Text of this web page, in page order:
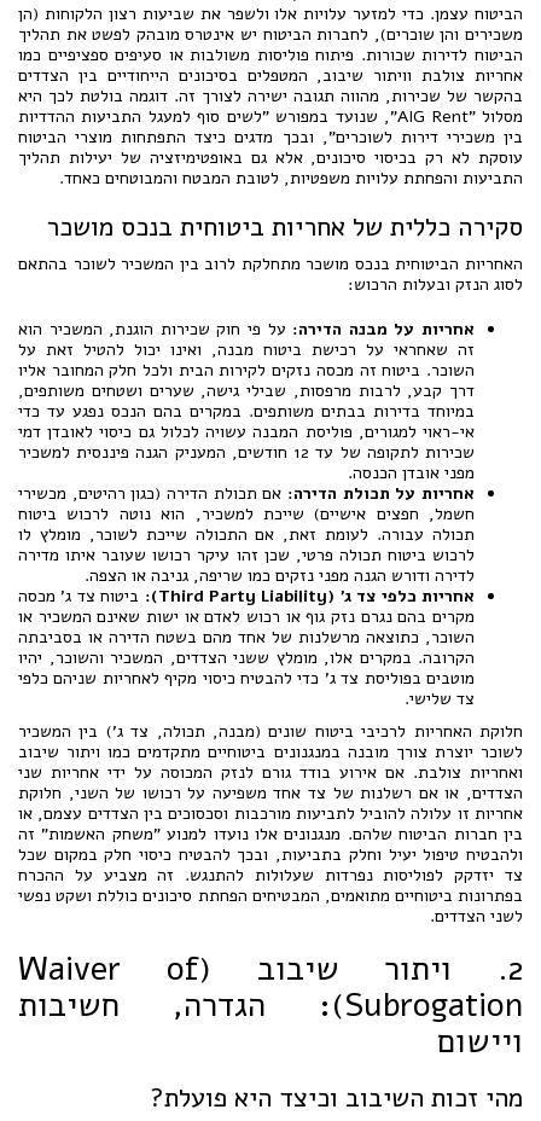
הביטוח עצמן. כדי למזער עלויות אלו ולשפר את שביעות רצון הלקוחות (הן
משכירים והן שוכרים), לחברות הביטוח יש אינטרס מובהק לפשט את תהליך
הביטוח לדירות שכורות. פיתוח פוליסות משולבות או סעיפים ספציפיים כמו
אחריות צולבת וויתור שיבוב, המטפלים בסיכונים הייחודיים בין הצדדים
בהקשר של שכירות, מהווה תגובה ישירה לצורך זה. דוגמה בולטת לכך היא
מסלול "AIG Rent", שנועד במפורש "לשים סוף למעגל התביעות ההדדיות
בין משכירי דירות לשוכרים", ובכך מדגים כיצד התפתחות מוצרי הביטוח
עוסקת לא רק בכיסוי סיכונים, אלא גם באופטימיזציה של יעילות תהליך
התביעות והפחתת עלויות משפטיות, לטובת המבטח והמבוטחים כאחד.
סקירה כללית של אחריות ביטוחית בנכס מושכר
האחריות הביטוחית בנכס מושכר מתחלקת לרוב בין המשכיר לשוכר בהתאם
לסוג הנזק ובעלות הרכוש:
אחריות על מבנה הדירה: על פי חוק שכירות הוגנת, המשכיר הוא
זה שאחראי על רכישת ביטוח מבנה, ואינו יכול להטיל זאת על
השוכר. ביטוח זה מכסה נזקים לקירות הבית ולכל חלק המחובר אליו
דרך קבע, לרבות מרפסות, שבילי גישה, שערים ושטחים משותפים,
במיוחד בדירות בבתים משותפים. במקרים בהם הנכס נפגע עד כדי
אי-ראוי למגורים, פוליסת המבנה עשויה לכלול גם כיסוי לאובדן דמי
שכירות לתקופה של עד 12 חודשים, המעניק הגנה פיננסית למשכיר
מפני אובדן הכנסה.
אחריות על תכולת הדירה: אם תכולת הדירה (כגון רהיטים, מכשירי
חשמל, חפצים אישיים) שייכת למשכיר, הוא נוטה לרכוש ביטוח
תכולה עבורה. לעומת זאת, אם התכולה שייכת לשוכר, מומלץ לו
לרכוש ביטוח תכולה פרטי, שכן זהו עיקר רכושו שעובר איתו מדירה
לדירה ודורש הגנה מפני נזקים כמו שריפה, גניבה או הצפה.
אחריות כלפי צד ג' (Third Party Liability):
ביטוח צד ג' מכסה
מקרים בהם נגרם נזק גוף או רכוש לאדם או ישות שאינם המשכיר או
השוכר, כתוצאה מרשלנות של אחד מהם בשטח הדירה או בסביבתה
הקרובה. במקרים אלו, מומלץ ששני הצדדים, המשכיר והשוכר, יהיו
מוטבים בפוליסת צד ג' כדי להבטיח כיסוי מקיף לאחריות שניהם כלפי
צד שלישי.
חלוקת האחריות לרכיבי ביטוח שונים (מבנה, תכולה, צד ג') בין המשכיר
לשוכר יוצרת צורך מובנה במנגנונים ביטוחיים מתקדמים כמו ויתור שיבוב
ואחריות צולבת. אם אירוע בודד גורם לנזק המכוסה על ידי אחריות שני
הצדדים, או אם רשלנות של צד אחד משפיעה על רכושו של השני, חלוקת
אחריות זו עלולה להוביל לתביעות מורכבות וסכסוכים בין הצדדים עצמם, או
בין חברות הביטוח שלהם. מנגנונים אלו נועדו למנוע "משחק האשמות" זה
ולהבטיח טיפול יעיל וחלק בתביעות, ובכך להבטיח כיסוי חלק במקום שכל
צד יזדקק לפוליסות נפרדות שעלולות להתנגש. זה מצביע על ההכרח
בפתרונות ביטוחיים מתואמים, המבטיחים הפחתת סיכונים כוללת ושקט נפשי
לשני הצדדים.
2. ויתור שיבוב (Waiver of
Subrogation): הגדרה, חשיבות
ויישום
מהי זכות השיבוב וכיצד היא פועלת?